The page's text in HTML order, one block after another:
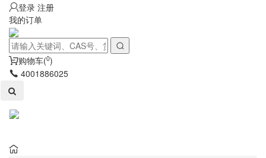
登录 注册
我的订单
购物车(0)
4001886025